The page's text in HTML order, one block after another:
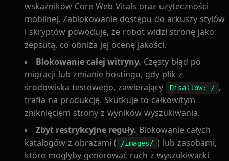
wskaźników Core Web Vitals oraz użyteczności
mobilnej. Zablokowanie dostępu do arkuszy stylów
i skryptów powoduje, że robot widzi stronę jako
zepsutą, co obniża jej ocenę jakości.
Blokowanie całej witryny. Częsty błąd po
migracji lub zmianie hostingu, gdy plik z
środowiska testowego, zawierający
Disallow: / ,
trafia na produkcję. Skutkuje to całkowitym
zniknięciem strony z wyników wyszukiwania.
Zbyt restrykcyjne reguły. Blokowanie całych
katalogów z obrazami (
/images/ ) lub zasobami,
które mogłyby generować ruch z wyszukiwarki